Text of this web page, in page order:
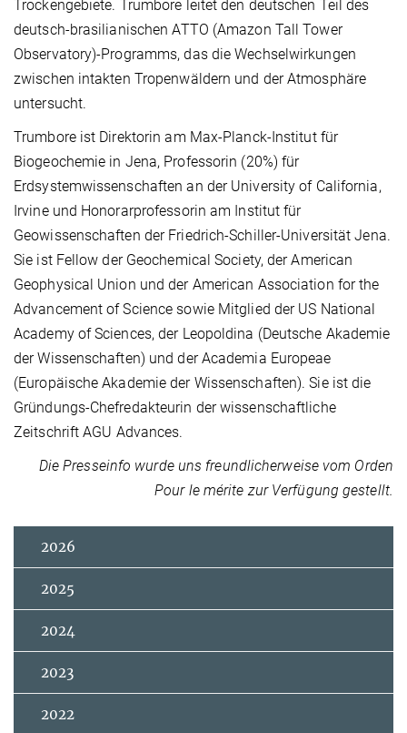
Trockengebiete. Trumbore leitet den deutschen Teil des
deutsch-brasilianischen ATTO (Amazon Tall Tower
Observatory)-Programms, das die Wechselwirkungen
zwischen intakten Tropenwäldern und der Atmosphäre
untersucht.
Trumbore ist Direktorin am Max-Planck-Institut für
Biogeochemie in Jena, Professorin (20%) für
Erdsystemwissenschaften an der University of California,
Irvine und Honorarprofessorin am Institut für
Geowissenschaften der Friedrich-Schiller-Universität Jena.
Sie ist Fellow der Geochemical Society, der American
Geophysical Union und der American Association for the
Advancement of Science sowie Mitglied der US National
Academy of Sciences, der Leopoldina (Deutsche Akademie
der Wissenschaften) und der Academia Europeae
(Europäische Akademie der Wissenschaften). Sie ist die
Gründungs-Chefredakteurin der wissenschaftliche
Zeitschrift AGU Advances.
Die Presseinfo wurde uns freundlicherweise vom Orden
Pour le mérite zur Verfügung gestellt.
2026
2025
2024
2023
2022